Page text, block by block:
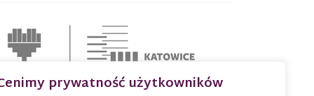
prywatność użytkowników